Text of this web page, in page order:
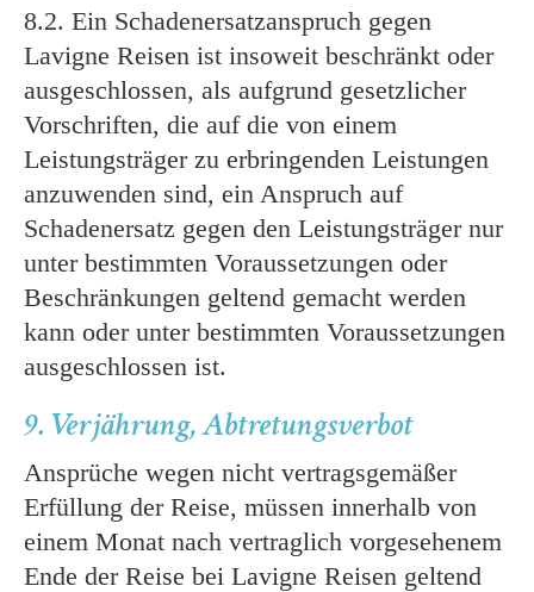
8.2. Ein Schadenersatzanspruch gegen
Lavigne Reisen ist insoweit beschränkt oder
ausgeschlossen, als aufgrund gesetzlicher
Vorschriften, die auf die von einem
Leistungsträger zu erbringenden Leistungen
anzuwenden sind, ein Anspruch auf
Schadenersatz gegen den Leistungsträger nur
unter bestimmten Voraussetzungen oder
Beschränkungen geltend gemacht werden
kann oder unter bestimmten Voraussetzungen
ausgeschlossen ist.
9. Verjährung, Abtretungsverbot
Ansprüche wegen nicht vertragsgemäßer
Erfüllung der Reise, müssen innerhalb von
einem Monat nach vertraglich vorgesehenem
Ende der Reise bei Lavigne Reisen geltend